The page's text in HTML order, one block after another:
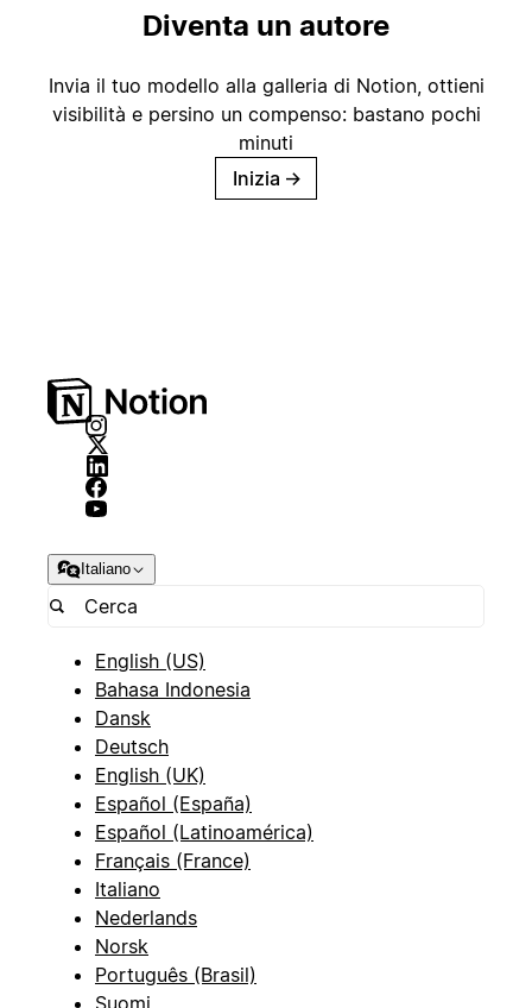
Diventa un autore
Invia il tuo modello alla galleria di Notion, ottieni
visibilità e persino un compenso: bastano pochi
minuti
Inizia →
Italiano
English (US)
Bahasa Indonesia
Dansk
Deutsch
English (UK)
Español (España)
Español (Latinoamérica)
Français (France)
Italiano
Nederlands
Norsk
Português (Brasil)